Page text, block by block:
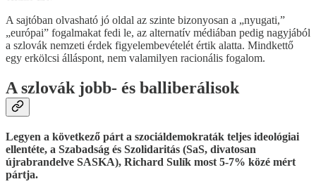
A sajtóban olvasható jó oldal az szinte bizonyosan a „nyugati,”
„európai” fogalmakat fedi le, az alternatív médiában pedig nagyjából
a szlovák nemzeti érdek figyelembevételét értik alatta. Mindkettő
egy erkölcsi álláspont, nem valamilyen racionális fogalom.
A szlovák jobb- és balliberálisok
Legyen a következő párt a szociáldemokraták teljes ideológiai
ellentéte, a Szabadság és Szolidaritás (SaS, divatosan
újrabrandelve SASKA), Richard Sulík most 5-7% közé mért
pártja.